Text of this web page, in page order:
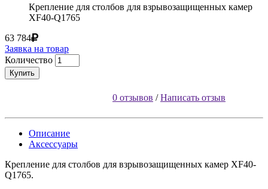
Крепление для столбов для взрывозащищенных камер
XF40-Q1765
63 784
Заявка на товар
Количество
Купить
0 отзывов /Написать отзыв
Описание
Аксессуары
Крепление для столбов для взрывозащищенных камер XF40-
Q1765.